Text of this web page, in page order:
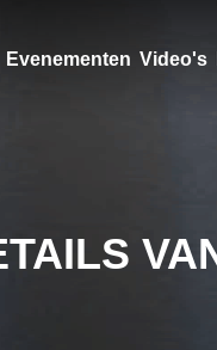
Evenementen Video's